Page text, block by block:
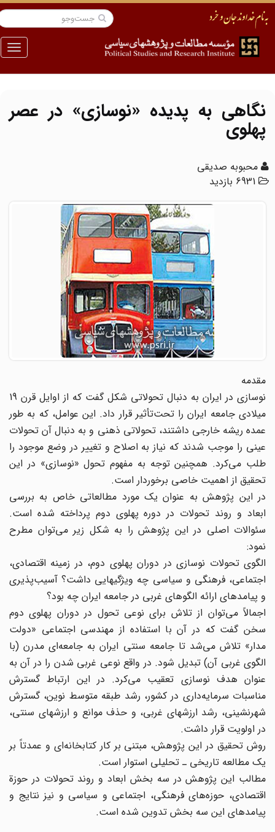
منو
نگاهی به پدیده «نوسازی» در عصر
پهلوی
محبوبه صدیقی
6931 بازدید
مقدمه
نوسازی در ایران به دنبال تحولاتی شکل گفت که از اوایل قرن 19
میلادی جامعه ایران را تحت‌تأثیر قرار داد. این عوامل، که به طور
عمده ریشه خارجی داشتند، تحولاتی ذهنی و به دنبال آن تحولات
عینی را موجب شدند که نیاز به اصلاح و تغییر در وضع موجود را
طلب می‌کرد. همچنین توجه به مفهوم تحول «نوسازی» در این
تحقیق از اهمیت خاصی برخوردار است.
در این پژوهش به عنوان یک مورد مطالعاتی خاص به بررسی
ابعاد و روند تحولات در دوره پهلوی دوم پرداخته شده است.
سئوالات اصلی در این پژوهش را به شکل زیر می‌توان مطرح
نمود:
الگوی تحولات نوسازی در دوران پهلوی دوم، در زمینه اقتصادی،
اجتماعی، فرهنگی و سیاسی چه ویژگیهایی داشت؟ آسیب‌پذیری
و پیامدهای ارائه الگوهای غربی در جامعه ایران چه بود؟
اجمالاً می‌توان از تلاش برای نوعی تحول در دوران پهلوی دوم
سخن گفت که در آن با استفاده از مهندسی اجتماعی «دولت
مدار» تلاش می‌شد تا جامعه سنتی ایران به جامعه‌ای مدرن (با
الگوی غربی آن) تبدیل شود. در واقع نوعی غربی شدن را در آن به
عنوان هدف نوسازی تعقیب می‌کرد. در این ارتباط گسترش
مناسبات سرمایه‌داری در کشور، رشد طبقه متوسط نوین، گسترش
شهرنشینی، رشد ارزشهای غربی، و حذف موانع و ارزشهای سنتی،‌
در اولویت قرار داشت.
روش تحقیق در این پژوهش، مبتنی بر کار کتابخانه‌ای و عمدتاً بر
یک مطالعه تاریخی ـ تحلیلی استوار است.
مطالب این پژوهش در سه بخش ابعاد و روند تحولات در حوزة
اقتصادی، حوزه‌های فرهنگی، اجتماعی و سیاسی و نیز نتایج و
پیامدهای این سه بخش تدوین شده است.